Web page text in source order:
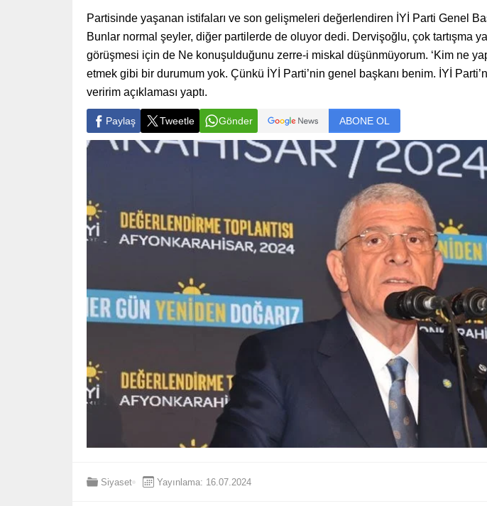
Partisinde yaşanan istifaları ve son gelişmeleri değerlendiren İYİ Parti Genel
Bunlar normal şeyler, diğer partilerde de oluyor dedi. Dervişoğlu, çok tartışma
görüşmesi için de Ne konuşulduğunu zerre-i miskal düşünmüyorum. ‘Kim ne
etmek gibi bir durumum yok. Çünkü İYİ Parti’nin genel başkanı benim. İYİ
veririm açıklaması yaptı.
Paylaş Tweetle Gönder ABONE OL
Siyaset Yayınlama: 16.07.2024